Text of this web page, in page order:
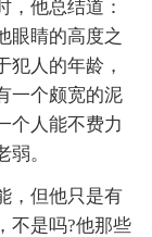
，他总结道：
眼睛的高度之
犯人的年龄，
一个颇宽的泥
个人能不费力
。
，但他只是有
不是吗?他那些